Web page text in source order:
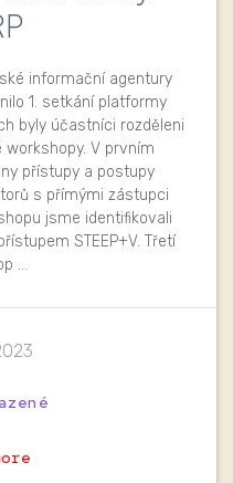
informační agentury
1. setkání platformy
byly účastníci rozděleni
V prvním
přístupy a postupy
s přímými zástupci
jsme identifikovali
STEEP+V. Třetí
…